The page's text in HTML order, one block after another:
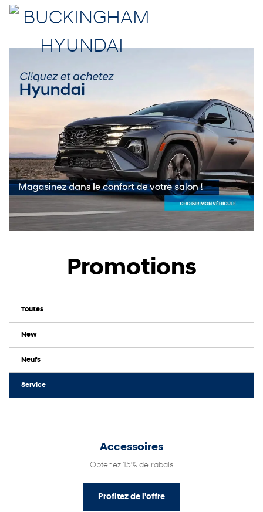
Promotions
Toutes
New
Neufs
Service
Accessoires
Obtenez 15% de rabais
Profitez de l'offre